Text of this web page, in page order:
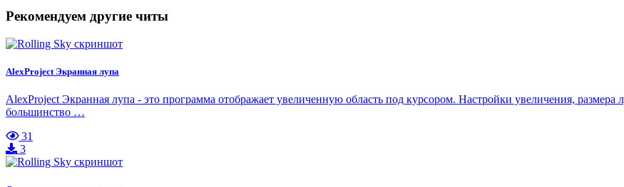
Рекомендуем другие читы
AlexProject Экранная лупа
AlexProject Экранная лупа - это программа отображает увеличенную область под курсором. Настройки увеличения,
большинство …
31
3